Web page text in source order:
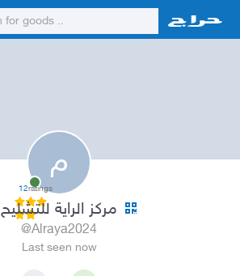
م
12ratings
مركز الراية للتشليح
@Alraya2024
Last seen now